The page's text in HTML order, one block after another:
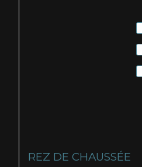
REZ DE CHAUSSÉE